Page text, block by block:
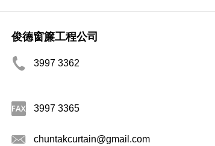
俊德窗簾工程公司
3997 3362
3997 3365
chuntakcurtain@gmail.com